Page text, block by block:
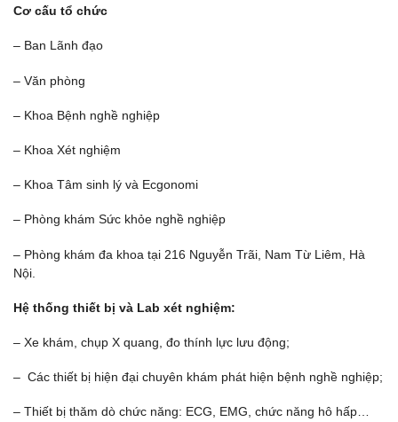
Cơ cấu tổ chức
– Ban Lãnh đạo
– Văn phòng
– Khoa Bệnh nghề nghiệp
– Khoa Xét nghiệm
– Khoa Tâm sinh lý và Ecgonomi
– Phòng khám Sức khỏe nghề nghiệp
– Phòng khám đa khoa tại 216 Nguyễn Trãi, Nam Từ Liêm, Hà
Nội.
Hệ thống thiết bị và Lab xét nghiệm:
– Xe khám, chụp X quang, đo thính lực lưu động;
– Các thiết bị hiện đại chuyên khám phát hiện bệnh nghề nghiệp;
– Thiết bị thăm dò chức năng: ECG, EMG, chức năng hô hấp…